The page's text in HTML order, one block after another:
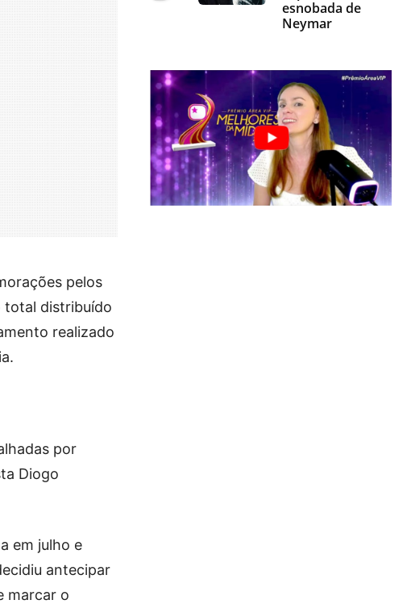
pelos
total distribuído
realizado
por
Diogo
em julho e
antecipar
marcar o
esnobada de
Neymar